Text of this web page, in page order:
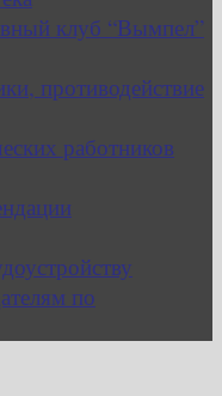
клуб “Вымпел”
противодействие
работников
по